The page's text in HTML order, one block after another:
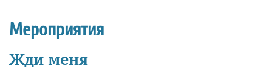
Мероприятия
Жди меня